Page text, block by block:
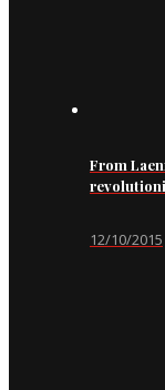
From
12/10/2015